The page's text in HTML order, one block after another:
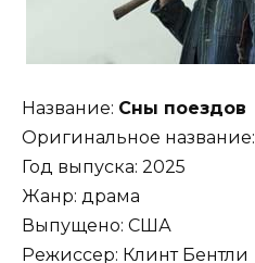
Название: Сны поездов
Оригинальное название:
Год выпуска: 2025
Жанр: драма
Выпущено: США
Режиссер: Клинт Бентли